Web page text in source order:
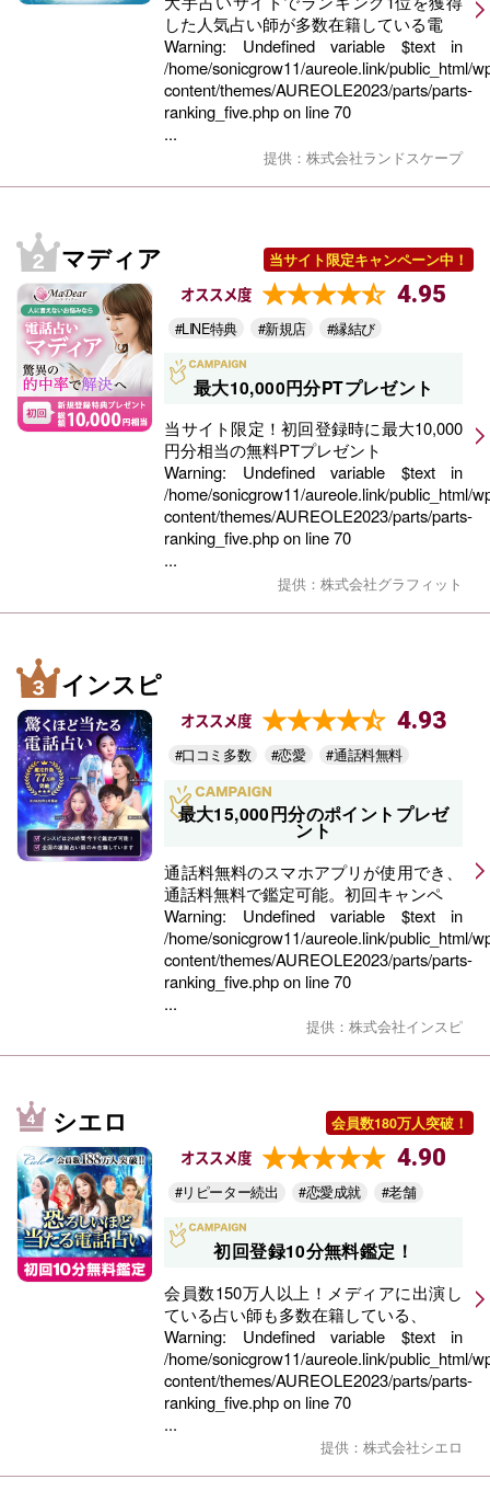
した人気占い師が多数在籍している電
Warning: Undefined variable $text in
/home/sonicgrow11/aureole.link/public_html/
content/themes/AUREOLE2023/parts/parts-
ranking_five.phpon line70
...
提供：株式会社ランドスケープ
マディア 当サイト限定キャンペーン中！
オススメ度 4.95
#LINE特典 #新規店 #縁結び
最大10,000円分PTプレゼント
当サイト限定！初回登録時に最大10,000
円分相当の無料PTプレゼント
Warning: Undefined variable $text in
/home/sonicgrow11/aureole.link/public_html/
content/themes/AUREOLE2023/parts/parts-
ranking_five.phpon line70
...
提供：株式会社グラフィット
インスピ
オススメ度 4.93
#口コミ多数 #恋愛 #通話料無料
最大15,000円分のポイントプレゼ
ント
通話料無料のスマホアプリが使用でき、
通話料無料で鑑定可能。初回キャンペ
Warning: Undefined variable $text in
/home/sonicgrow11/aureole.link/public_html/
content/themes/AUREOLE2023/parts/parts-
ranking_five.phpon line70
...
提供：株式会社インスピ
シエロ 会員数180万人突破！
オススメ度 4.90
#リピーター続出 #恋愛成就 #老舗
初回登録10分無料鑑定！
会員数150万人以上！メディアに出演し
ている占い師も多数在籍している、
Warning: Undefined variable $text in
/home/sonicgrow11/aureole.link/public_html/
content/themes/AUREOLE2023/parts/parts-
ranking_five.phpon line70
...
提供：株式会社シエロ